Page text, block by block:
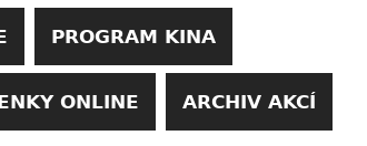
PROGRAM KINA
ONLINE ARCHIV AKCÍ